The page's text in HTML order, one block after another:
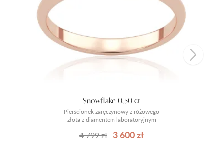
Pierścionek zaręczynowy z różowego
złota z diamentem laboratoryjnym
Snowflake 0,50 ct
4 799 zł 3 600 zł